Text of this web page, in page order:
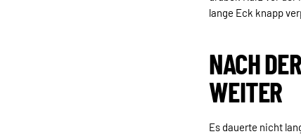
lange Eck knapp
NACH
EITER
Es dauerte nicht